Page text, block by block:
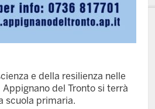
e della resilienza nelle
del Tronto si terrà
scuola primaria.